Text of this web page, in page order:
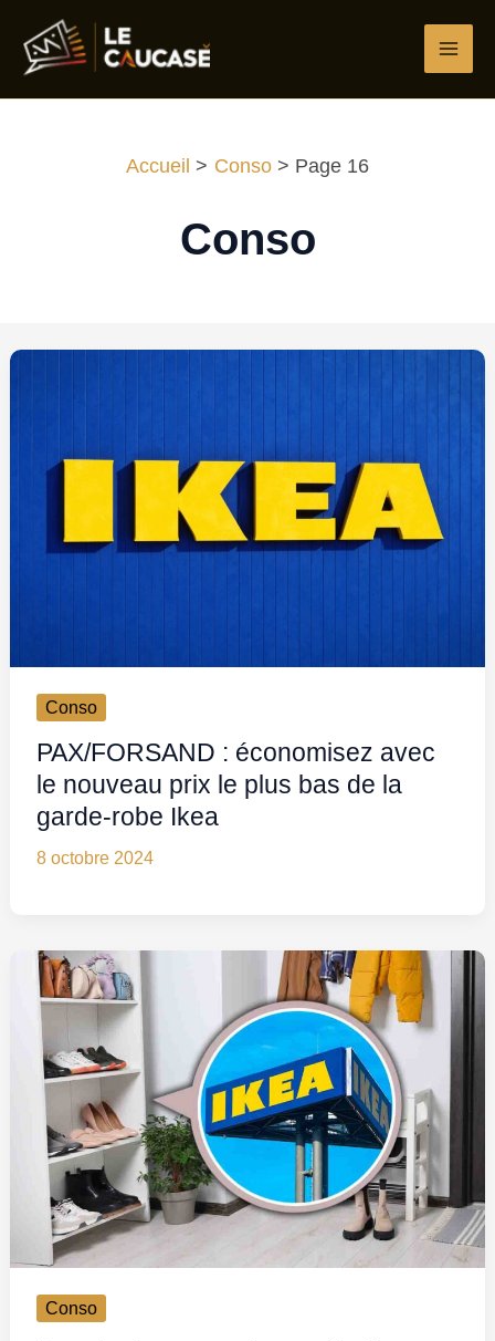
contenu
Accueil Conso Page 16
Conso
Conso
PAX/FORSAND : économisez avec
le nouveau prix le plus bas de la
garde-robe Ikea
8 octobre 2024
Conso